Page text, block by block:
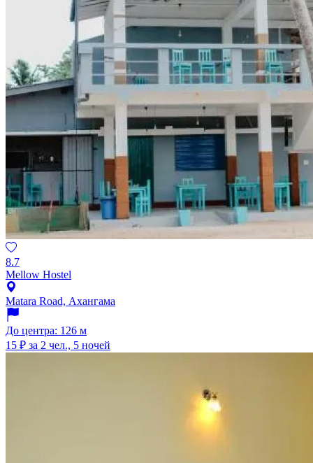
8.7
Mellow Hostel
Matara Road, Ахангама
До центра: 126 м
15 ₽ за 2 чел., 5 ночей